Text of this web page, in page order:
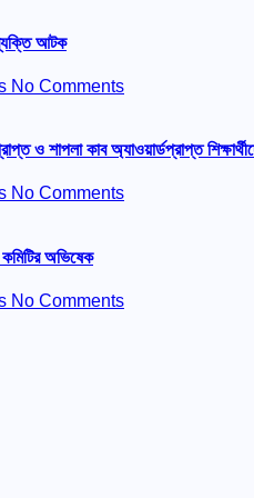
আটক
No Comments
ও শাপলা কাব অ্যাওয়ার্ডপ্রাপ্ত
No Comments
কমিটির অভিষেক
No Comments